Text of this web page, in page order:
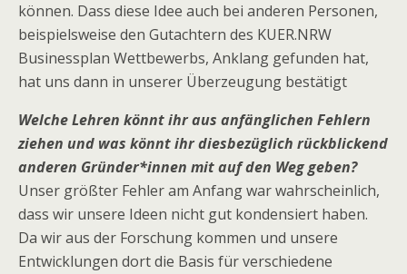
können. Dass diese Idee auch bei anderen Personen,
beispielsweise den Gutachtern des KUER.NRW
Businessplan Wettbewerbs, Anklang gefunden hat,
hat uns dann in unserer Überzeugung bestätigt
Welche Lehren könnt ihr aus anfänglichen Fehlern
ziehen und was könnt ihr diesbezüglich rückblickend
anderen Gründer*innen mit auf den Weg geben?
Unser größter Fehler am Anfang war wahrscheinlich,
dass wir unsere Ideen nicht gut kondensiert haben.
Da wir aus der Forschung kommen und unsere
Entwicklungen dort die Basis für verschiedene